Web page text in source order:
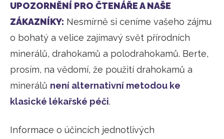
UPOZORNĚNÍ PRO ČTENÁŘE A NAŠE
ZÁKAZNÍKY: Nesmírně si ceníme vašeho zájmu
o bohatý a velice zajímavý svět přírodních
minerálů, drahokamů a polodrahokamů. Berte,
prosím, na vědomí, že použití drahokamů a
minerálů není alternativní metodou ke
klasické lékařské péči.
Informace o účincích jednotlivých